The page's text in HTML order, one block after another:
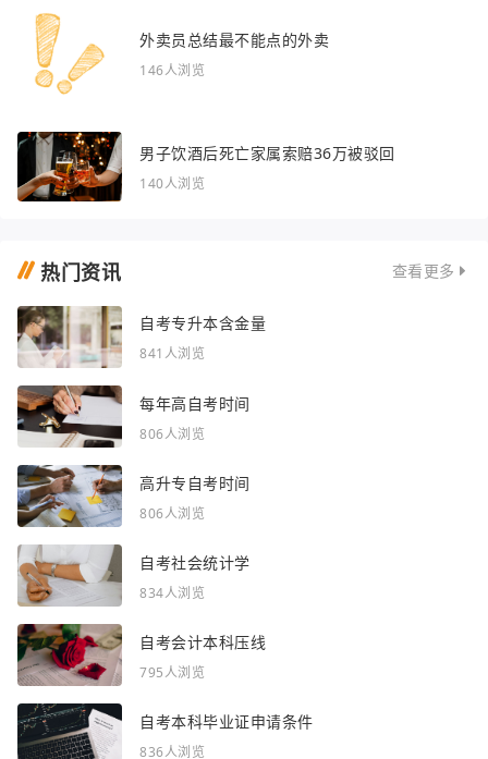
外卖员总结最不能点的外卖
男子饮酒后死亡家属索赔36万被驳回
热门资讯
自考专升本含金量
每年高自考时间
高升专自考时间
自考社会统计学
自考会计本科压线
自考本科毕业证申请条件